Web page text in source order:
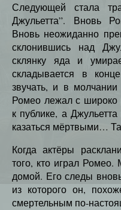
Следующей стала
Джульетта”. Вновь
Вновь неожиданно
склонившись над
склянку яда и
складывается в
звучать, и в
Ромео лежал с широко
к публике, а
казаться мёртвыми…
Когда актёры
того, кто играл Ромео.
домой. Его следы
из которого он,
смертельным по-